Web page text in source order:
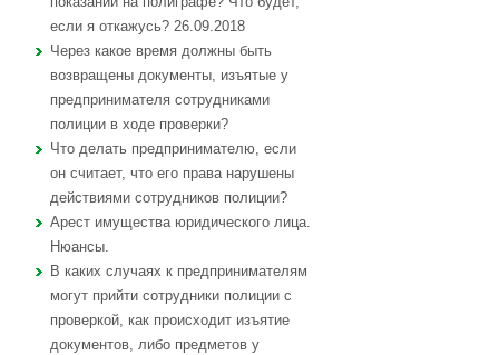
если я откажусь? 26.09.2018
Через какое время должны быть
возвращены документы, изъятые у
предпринимателя сотрудниками
полиции в ходе проверки?
Что делать предпринимателю, если
он считает, что его права нарушены
действиями сотрудников полиции?
Арест имущества юридического лица.
Нюансы.
В каких случаях к предпринимателям
могут прийти сотрудники полиции с
проверкой, как происходит изъятие
документов, либо предметов у